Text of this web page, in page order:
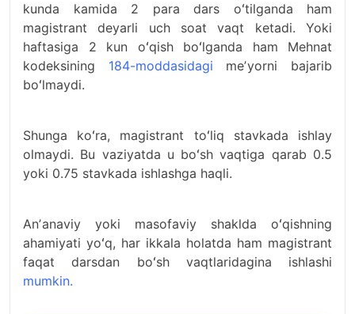
kunda kamida 2 para dars oʻtilganda ham
magistrant deyarli uch soat vaqt ketadi. Yoki
haftasiga 2 kun oʻqish boʻlganda ham Mehnat
kodeksining 184-moddasidagi meʼyorni bajarib
boʻlmaydi.
Shunga koʻra, magistrant toʻliq stavkada ishlay
olmaydi. Bu vaziyatda u boʻsh vaqtiga qarab 0.5
yoki 0.75 stavkada ishlashga haqli.
Anʼanaviy yoki masofaviy shaklda oʻqishning
ahamiyati yoʻq, har ikkala holatda ham magistrant
faqat darsdan boʻsh vaqtlaridagina ishlashi
mumkin.